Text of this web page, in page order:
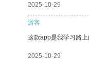
2025-10-29
游客
这款app是我学习路上
2025-10-29